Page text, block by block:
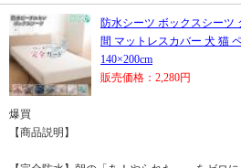
防水シーツ ボックスシーツ
間 マットレスカバー 犬 猫
140×200cm
販売価格：2,280円
爆買
【商品説明】